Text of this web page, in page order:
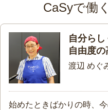
CaSyで働
自分らし
自由度の
渡辺 めぐ
始めたときばかりの時、